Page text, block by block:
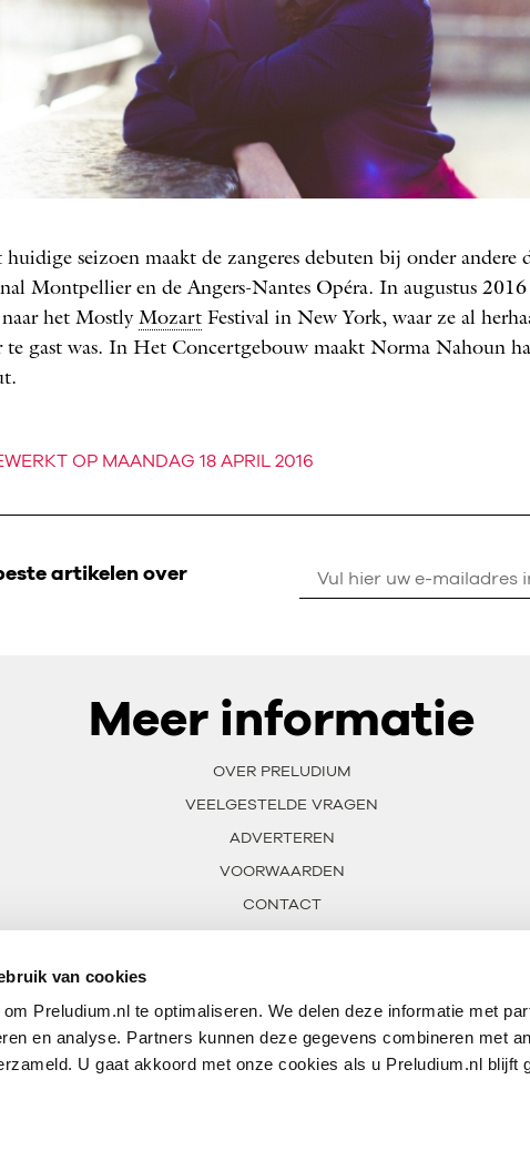
van cookies
Preludium.nl te optimaliseren. We delen deze informatie met
en analyse. Partners kunnen deze gegevens combineren met
U gaat akkoord met onze cookies als u Preludium.nl blijft
HÉLÈNE PAMBRUN
seizoen maakt de zangeres debuten bij onder andere
Montpellier en de Angers-Nantes Opéra. In augustus 2016
het Mostly Mozart Festival in New York, waar ze al
te gast was. In Het Concertgebouw maakt Norma Nahoun
OP MAANDAG 18 APRIL 2016
artikelen over
Meer informatie
OVER PRELUDIUM
VEELGESTELDE VRAGEN
ADVERTEREN
VOORWAARDEN
CONTACT